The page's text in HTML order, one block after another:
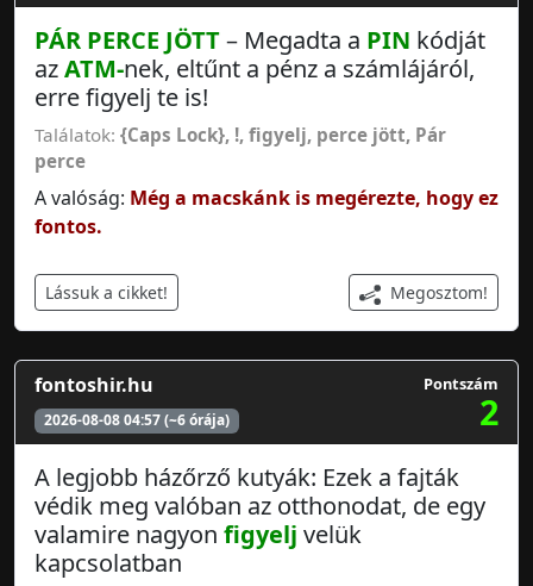
PÁR PERCE JÖTT– Megadta a PIN kódját
azATM-nek, eltűnt a pénz a számlájáról,
erre figyelj te is!
Találatok: {Caps Lock}, !, figyelj, perce jött, Pár
perce
A valóság: Még a macskánk is megérezte, hogy ez
fontos.
Lássuk a cikket! Megosztom!
fontoshir.hu
2026-08-08 04:57 (~6 órája)
Pontszám
2
A legjobb házőrző kutyák: Ezek a fajták
védik meg valóban az otthonodat, de egy
valamire nagyon figyelj velük
kapcsolatban